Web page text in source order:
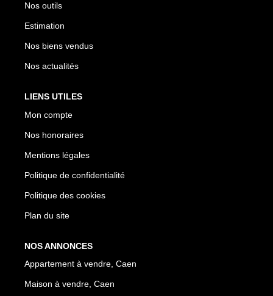
Nos outils
Estimation
Nos biens vendus
Nos actualités
LIENS UTILES
Mon compte
Nos honoraires
Mentions légales
Politique de confidentialité
Politique des cookies
Plan du site
NOS ANNONCES
Appartement à vendre, Caen
Maison à vendre, Caen